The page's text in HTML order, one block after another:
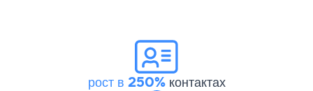
рост в 250%контактах